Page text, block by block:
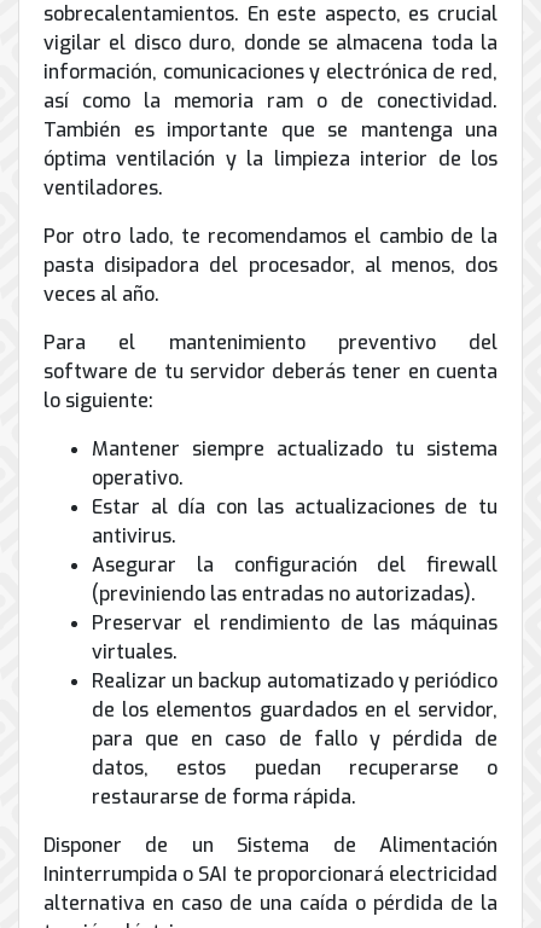
sobrecalentamientos. En este aspecto, es crucial
vigilar el disco duro, donde se almacena toda la
información, comunicaciones y electrónica de red,
así como la memoria ram o de conectividad.
También es importante que se mantenga una
óptima ventilación y la limpieza interior de los
ventiladores.
Por otro lado, te recomendamos el cambio de la
pasta disipadora del procesador, al menos, dos
veces al año.
Para el mantenimiento preventivo del
software de tu servidor deberás tener en cuenta
lo siguiente:
Mantener siempre actualizado tu sistema
operativo.
Estar al día con las actualizaciones de tu
antivirus.
Asegurar la configuración del firewall
(previniendo las entradas no autorizadas).
Preservar el rendimiento de las máquinas
virtuales.
Realizar un backup automatizado y periódico
de los elementos guardados en el servidor,
para que en caso de fallo y pérdida de
datos, estos puedan recuperarse o
restaurarse de forma rápida.
Disponer de un Sistema de Alimentación
Ininterrumpida o SAI te proporcionará electricidad
alternativa en caso de una caída o pérdida de la